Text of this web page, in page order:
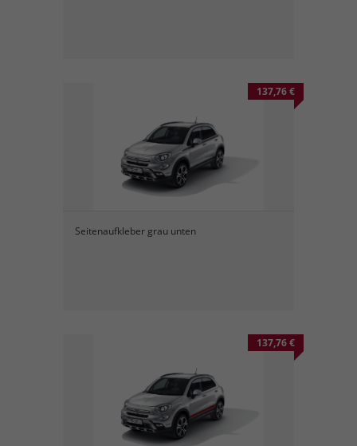
137,76 €
Seitenaufkleber grau unten
137,76 €